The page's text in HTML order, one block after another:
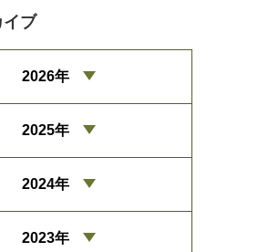
イブ
2026年
2025年
2024年
2023年